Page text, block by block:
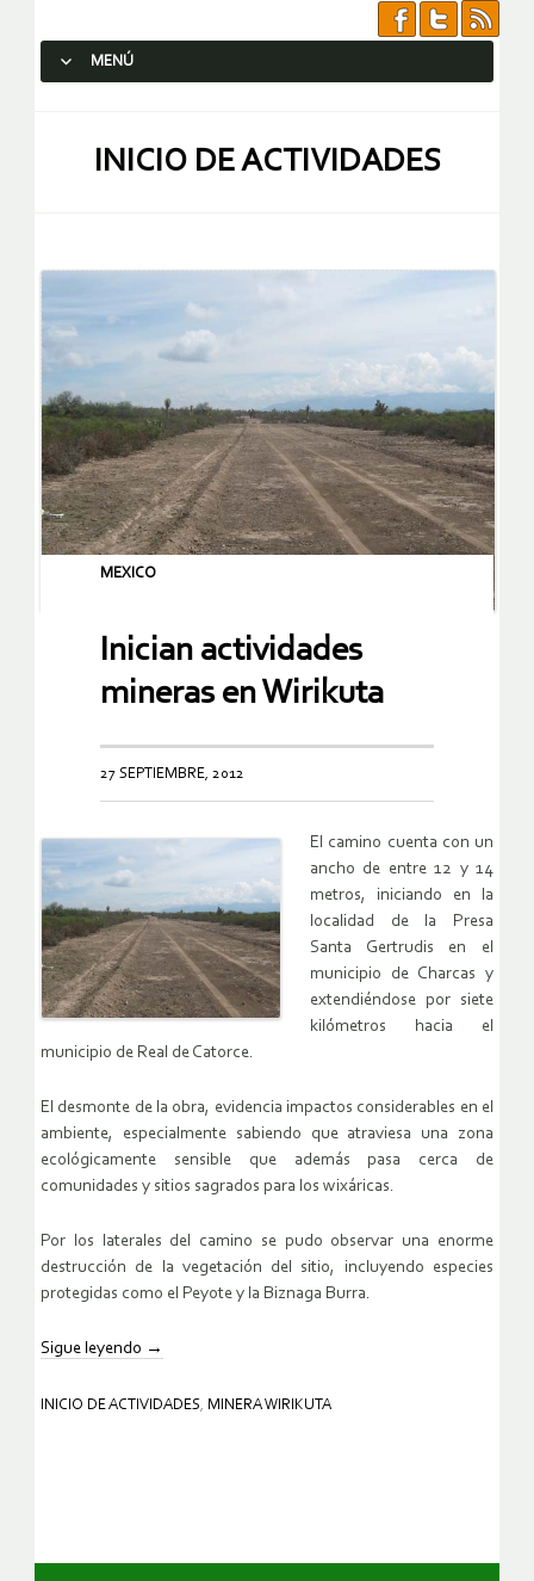
MENÚ
INICIO DE ACTIVIDADES
MEXICO
Inician actividades
mineras en Wirikuta
27 SEPTIEMBRE, 2012
El camino cuenta con un
ancho de entre 12 y 14
metros, iniciando en la
localidad de la Presa
Santa Gertrudis en el
municipio de Charcas y
extendiéndose por siete
kilómetros hacia el
municipio de Real de Catorce.
El desmonte de la obra, evidencia impactos considerables en el
ambiente, especialmente sabiendo que atraviesa una zona
ecológicamente sensible que además pasa cerca de
comunidades y sitios sagrados para los wixáricas.
Por los laterales del camino se pudo observar una enorme
destrucción de la vegetación del sitio, incluyendo especies
protegidas como el Peyote y la Biznaga Burra.
Sigue leyendo →
INICIO DE ACTIVIDADES, MINERA WIRIKUTA